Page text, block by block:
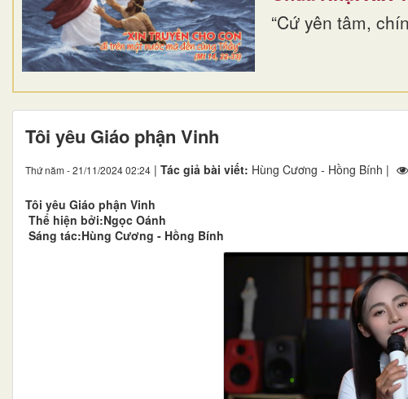
“Cứ yên tâm,
Tôi yêu Giáo phận Vinh
Thứ năm - 21/11/2024 02:24 | Tác giả bài viết: Hùng Cương - Hồng Bính |
Tôi yêu Giáo phận Vinh
Thể hiện bởi:Ngọc Oánh
Sáng tác:Hùng Cương - Hồng Bính